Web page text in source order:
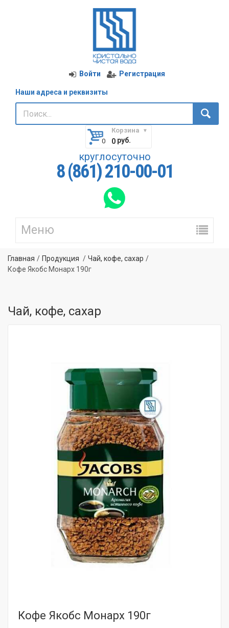
Войти Регистрация
Наши адреса и реквизиты
Корзина
0руб.
круглосуточно
8 (861) 210-00-01
Главная Продукция
Чай, кофе, сахар
Кофе Якобс Монарх 190г
Чай, кофе, сахар
Кофе Якобс Монарх 190г